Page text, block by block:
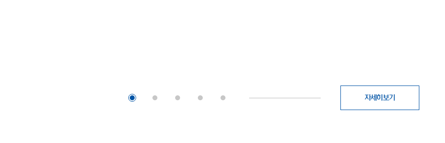
자세히보기